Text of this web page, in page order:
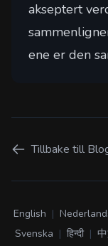
akseptert
ene er den
Tillbake till
English |
Svenska | हिन्दी |